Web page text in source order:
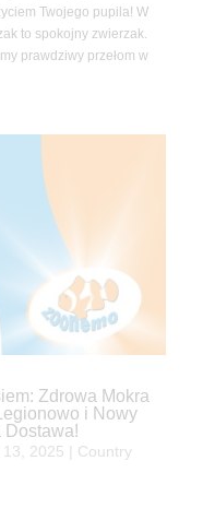
Twojego pupila! W
to spokojny zwierzak.
prawdziwy przełom w
Zdrowa Mokra
i Nowy
Dostawa!
13, 2025
Country